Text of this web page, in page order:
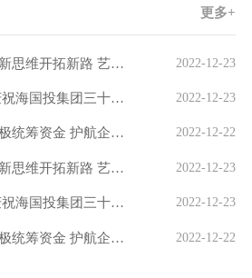
更多+
匠心力量 国投榜样 | 创新思维开拓新路 艺术教育大有可为 2022-12-23
三十而立 从新出发｜庆祝海国投集团三十周年职工摄影作品展（第一期）——集团总部 2022-12-23
匠心力量 国投榜样 | 积极统筹资金 护航企业发展 2022-12-22
匠心力量 国投榜样 | 创新思维开拓新路 艺术教育大有可为 2022-12-23
三十而立 从新出发｜庆祝海国投集团三十周年职工摄影作品展（第一期）——集团总部 2022-12-23
匠心力量 国投榜样 | 积极统筹资金 护航企业发展 2022-12-22